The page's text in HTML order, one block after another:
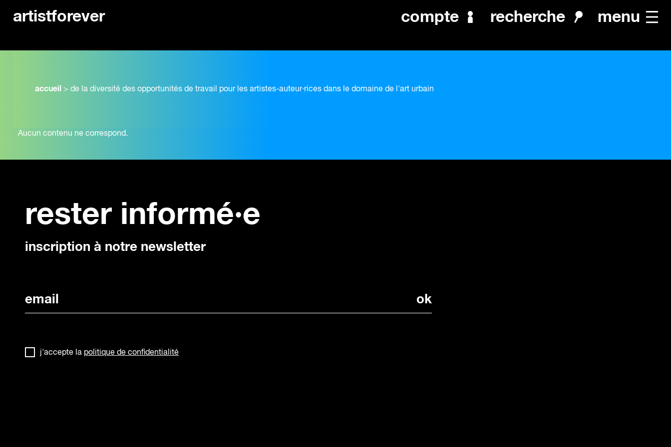
artistforever compte recherche menu
accueil > de la diversité des opportunités de travail pour les artistes-auteur·rices dans le domaine de l'art urbain
Aucun contenu ne correspond.
rester informé·e
inscription à notre newsletter
j'accepte la politique de confidentialité